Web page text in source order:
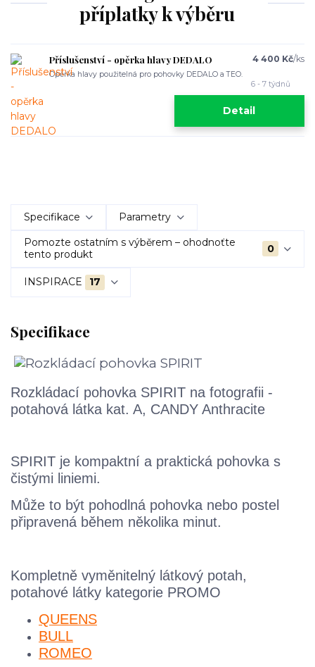
příplatky k výběru
Příslušenství - opěrka hlavy DEDALO
Opěrka hlavy použitelná pro pohovky DEDALO a TEO.
4 400 Kč/ks
6 - 7 týdnů
Detail
Specifikace Parametry
Pomozte ostatním s výběrem – ohodnoťte
tento produkt
0
INSPIRACE 17
Specifikace
Rozkládací pohovka SPIRIT na fotografii -
potahová látka kat. A, CANDY Anthracite
SPIRIT je kompaktní a praktická pohovka s
čistými liniemi.
Může to být pohodlná pohovka nebo postel
připravená během několika minut.
Kompletně vyměnitelný látkový potah,
potahové látky kategorie PROMO
QUEENS
BULL
ROMEO